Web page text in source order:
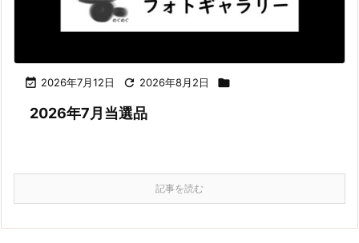
 2026年7月12日  2026年8月2日 
2026年7月当選品
記事を読む